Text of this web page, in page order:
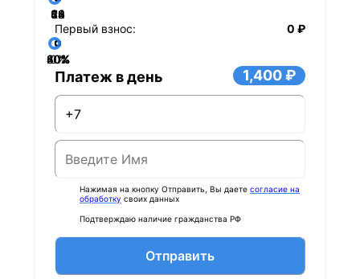
12
24
36
48
60
72
84
Первый взнос:
0 ₽
0%
20%
40%
60%
80%
Платеж в день 1,400 ₽
Нажимая на кнопку Отправить, Вы даете согласие на
обработку своих данных
Подтверждаю наличие гражданства РФ
Отправить